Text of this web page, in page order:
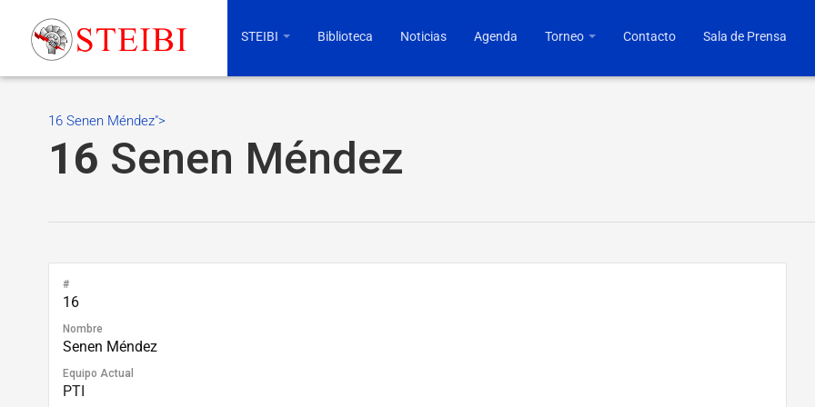
STEIBI Biblioteca Noticias Agenda Torneo Contacto Sala de Prensa
16 Senen Méndez">
16 Senen Méndez
#
16
Nombre
Senen Méndez
Equipo Actual
PTI